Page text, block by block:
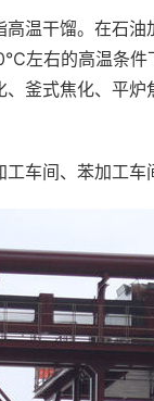
温干馏。在石
右的高温条件
釜式焦化、平
车间、苯加工车